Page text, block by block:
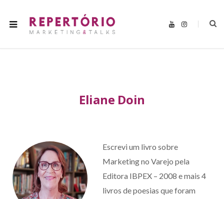
Y
u
I
a
Eliane Doin
Escrevi um livro sobre
Marketing no Varejo pela
Editora IBPEX – 2008 e mais 4
livros de poesias que foram